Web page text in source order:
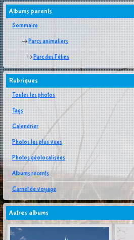
Albums parents
Sommaire
Parcs animaliers
Parc des Félins
Rubriques
Toutes les photos
Tags
Calendrier
Photos les plus vues
Photos géolocalisées
Albums récents
Carnet de voyage
Autres albums